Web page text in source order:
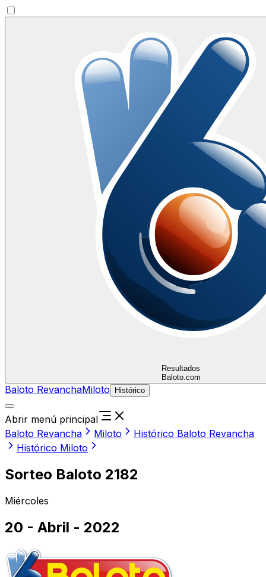
Resultados
Baloto.com
Baloto RevanchaMiloto Histórico
Abrir menú principal
Baloto Revancha
Miloto
Histórico Baloto Revancha
Histórico Miloto
Sorteo Baloto 2182
Miércoles
20 - Abril - 2022